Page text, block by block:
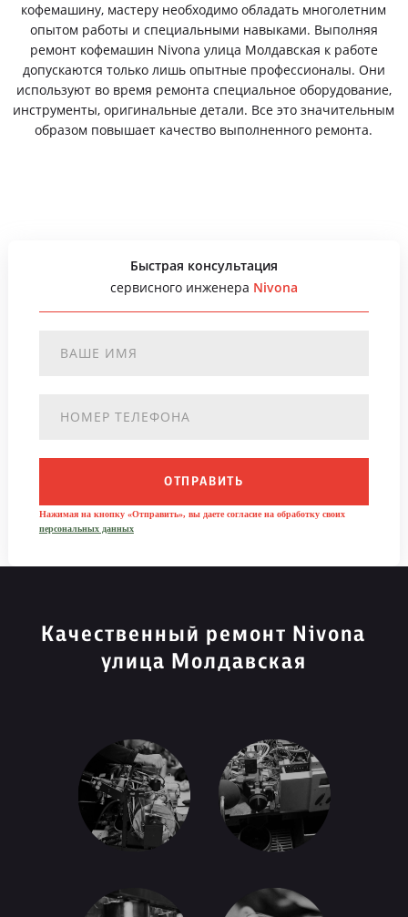
кофемашину, мастеру необходимо обладать многолетним
опытом работы и специальными навыками. Выполняя
ремонт кофемашин Nivona улица Молдавская к работе
допускаются только лишь опытные профессионалы. Они
используют во время ремонта специальное оборудование,
инструменты, оригинальные детали. Все это значительным
образом повышает качество выполненного ремонта.
Быстрая консультация
сервисного инженера Nivona
ОТПРАВИТЬ
Нажимая на кнопку «Отправить», вы даете согласие на обработку своих
персональных данных
Качественный ремонт Nivona
улица Молдавская